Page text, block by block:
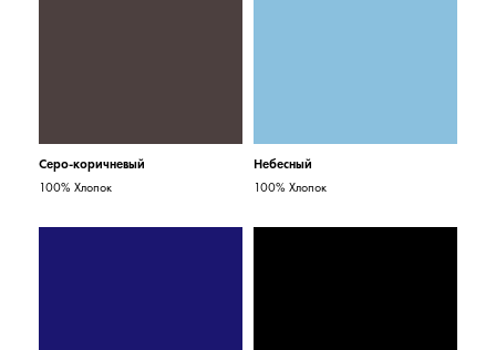
Серо-коричневый
100% Хлопок
Небесный
100% Хлопок